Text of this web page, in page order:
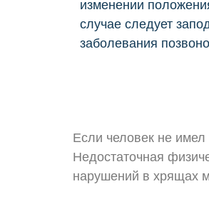
изменении
случае следует
заболевания
Если человек не имел
Недостаточная
нарушений в хрящах